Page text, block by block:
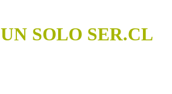
UN SOLO SER.CL